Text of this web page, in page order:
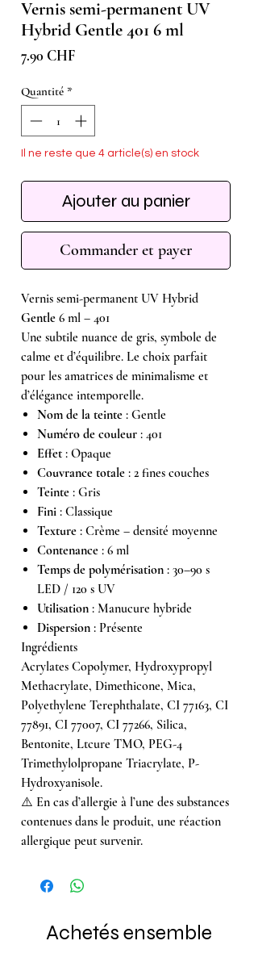
Vernis semi-permanent UV
Hybrid Gentle 401 6 ml
7.90 CHFPrix
Quantité *
Il ne reste que 4 article(s) en stock
Ajouter au panier
Commander et payer
Vernis semi-permanent UV Hybrid
Gentle 6 ml – 401
Une subtile nuance de gris, symbole de
calme et d’équilibre. Le choix parfait
pour les amatrices de minimalisme et
d’élégance intemporelle.
Nom de la teinte : Gentle
Numéro de couleur : 401
Effet : Opaque
Couvrance totale : 2 fines couches
Teinte : Gris
Fini : Classique
Texture : Crème – densité moyenne
Contenance : 6 ml
Temps de polymérisation : 30–90 s
LED / 120 s UV
Utilisation : Manucure hybride
Dispersion : Présente
Ingrédients
Acrylates Copolymer, Hydroxypropyl
Methacrylate, Dimethicone, Mica,
Polyethylene Terephthalate, CI 77163, CI
77891, CI 77007, CI 77266, Silica,
Bentonite, Ltcure TMO, PEG-4
Trimethylolpropane Triacrylate, P-
Hydroxyanisole.
⚠️ En cas d’allergie à l’une des substances
contenues dans le produit, une réaction
allergique peut survenir.
Achetés ensemble